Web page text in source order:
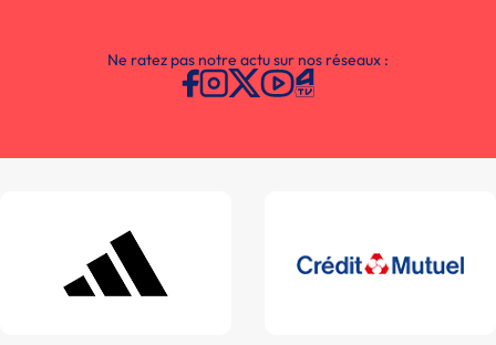
Ne ratez pas notre actu sur nos réseaux :